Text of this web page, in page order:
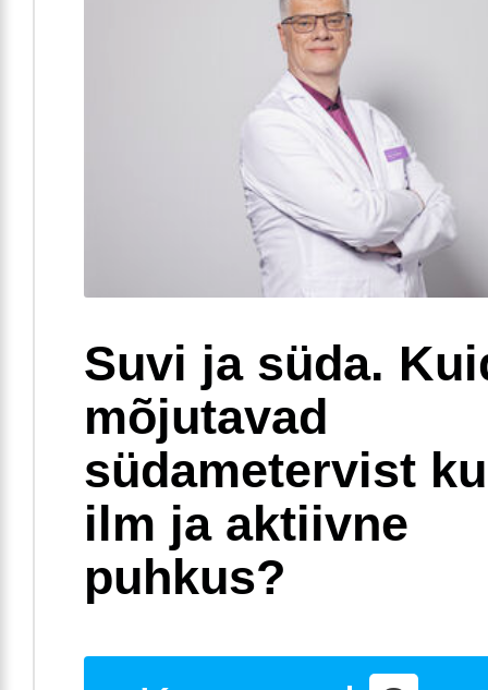
Suvi ja süda.
mõjutavad
südametervist
ilm ja aktiivne
puhkus?